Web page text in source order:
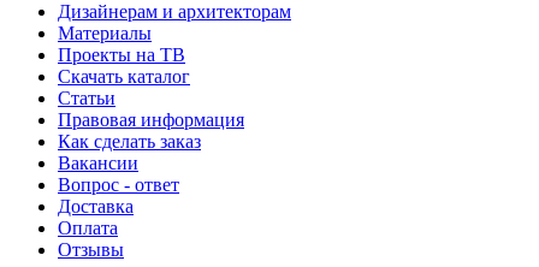
Дизайнерам и архитекторам
Материалы
Проекты на ТВ
Скачать каталог
Статьи
Правовая информация
Как сделать заказ
Вакансии
Вопрос - ответ
Доставка
Оплата
Отзывы